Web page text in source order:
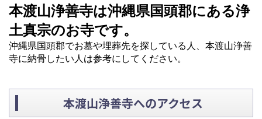
本渡山浄善寺は沖縄県国頭郡にある浄
土真宗のお寺です。
沖縄県国頭郡でお墓や埋葬先を探している人、本渡山浄善
寺に納骨したい人は参考にしてください。
本渡山浄善寺へのアクセス